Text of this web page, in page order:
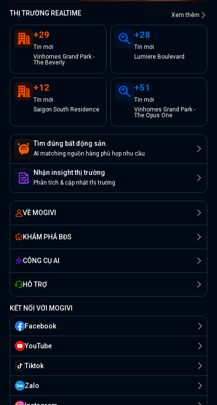
THỊ TRƯỜNG REALTIME Xem thêm
+29
Tin mới
Vinhomes Grand Park -
The Beverly
+28
Tin mới
Lumiere Boulevard
+12
Tin mới
Saigon South Residence
+51
Tin mới
Vinhomes Grand Park -
The Opus One
Tìm đúng bất động sản.
AI matching nguồn hàng phù hợp nhu cầu
Nhận insight thị trường
Phân tích & cập nhật thị trường
VỀ MOGIVI
KHÁM PHÁ BĐS
CÔNG CỤ AI
HỖ TRỢ
KẾT NỐI VỚI MOGIVI
Facebook
YouTube
Tiktok
Zalo